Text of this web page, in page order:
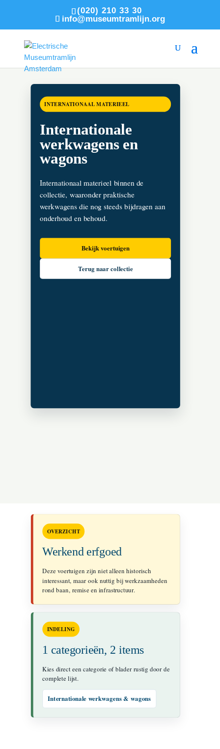
(020) 210 33 30
info@museumtramlijn.org
INTERNATIONAAL MATERIEEL
Internationale
werkwagens en
wagons
Internationaal materieel binnen de
collectie, waaronder praktische
werkwagens die nog steeds bijdragen aan
onderhoud en behoud.
Bekijk voertuigen
Terug naar collectie
OVERZICHT
Werkend erfgoed
Deze voertuigen zijn niet alleen historisch
interessant, maar ook nuttig bij werkzaamheden
rond baan, remise en infrastructuur.
INDELING
1 categorieën, 2 items
Kies direct een categorie of blader rustig door de
complete lijst.
Internationale werkwagens & wagons